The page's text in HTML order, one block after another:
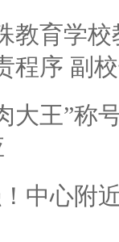
教育学
程序 副
大王”称
中心附